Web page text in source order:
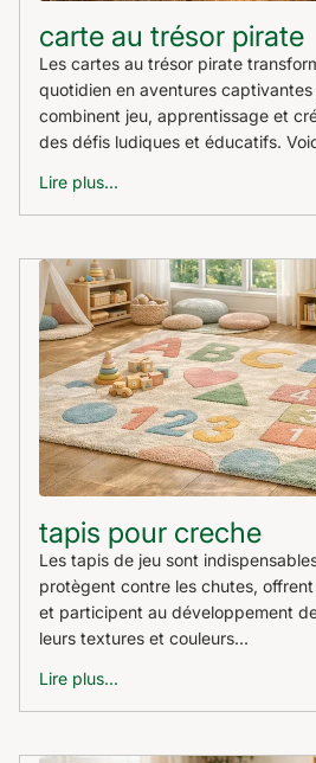
carte au trésor pirate
Les cartes au trésor pirate
quotidien en aventures captivantes
combinent jeu, apprentissage et
des défis ludiques et éducatifs.
Lire plus...
tapis pour creche
Les tapis de jeu sont
protègent contre les chutes,
et participent au développement
leurs textures et couleurs...
Lire plus...